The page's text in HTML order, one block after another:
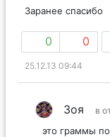
Заранее спасибо
0 0
25.12.13 09:44
Зоя в
это граммы